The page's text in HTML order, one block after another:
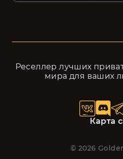
Реселлер лучших
мира для ваших
Карта
© 2026